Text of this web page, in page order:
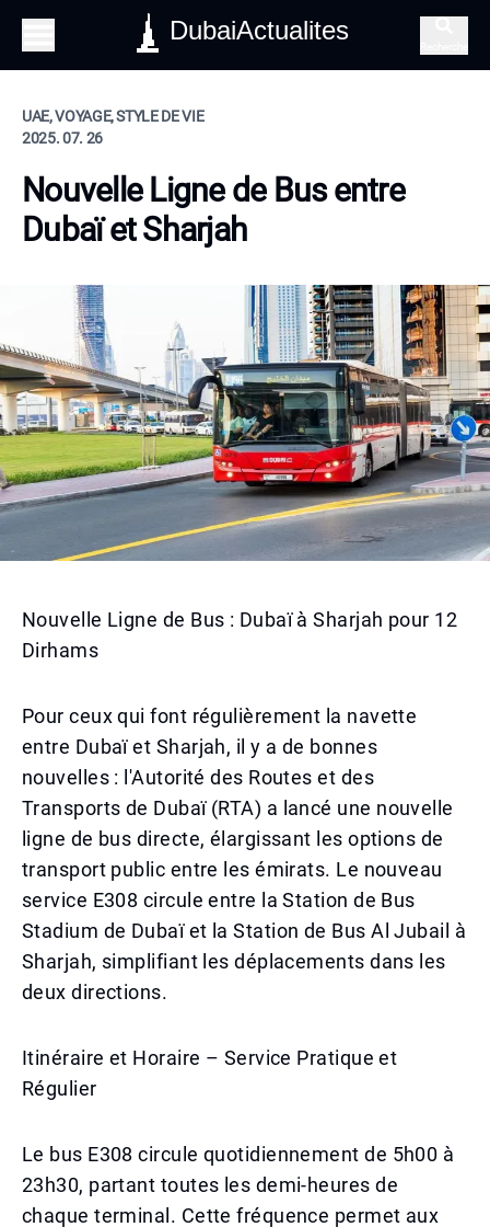
DubaiActualites
UAE, VOYAGE, STYLE DE VIE
2025. 07. 26
Nouvelle Ligne de Bus entre
Dubaï et Sharjah
Nouvelle Ligne de Bus : Dubaï à Sharjah pour 12
Dirhams
Pour ceux qui font régulièrement la navette
entre Dubaï et Sharjah, il y a de bonnes
nouvelles : l'Autorité des Routes et des
Transports de Dubaï (RTA) a lancé une nouvelle
ligne de bus directe, élargissant les options de
transport public entre les émirats. Le nouveau
service E308 circule entre la Station de Bus
Stadium de Dubaï et la Station de Bus Al Jubail à
Sharjah, simplifiant les déplacements dans les
deux directions.
Itinéraire et Horaire – Service Pratique et
Régulier
Le bus E308 circule quotidiennement de 5h00 à
23h30, partant toutes les demi-heures de
chaque terminal. Cette fréquence permet aux